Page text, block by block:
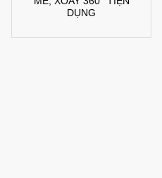
DỤNG